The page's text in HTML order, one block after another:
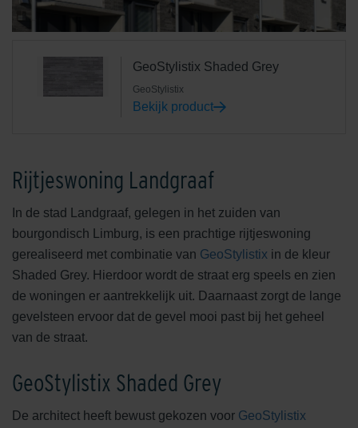
GeoStylistix Shaded Grey
GeoStylistix
Bekijk product
Rijtjeswoning Landgraaf
In de stad Landgraaf, gelegen in het zuiden van
bourgondisch Limburg, is een prachtige rijtjeswoning
gerealiseerd met combinatie van GeoStylistix in de kleur
Shaded Grey. Hierdoor wordt de straat erg speels en zien
de woningen er aantrekkelijk uit. Daarnaast zorgt de lange
gevelsteen ervoor dat de gevel mooi past bij het geheel
van de straat.
GeoStylistix Shaded Grey
De architect heeft bewust gekozen voor GeoStylistix